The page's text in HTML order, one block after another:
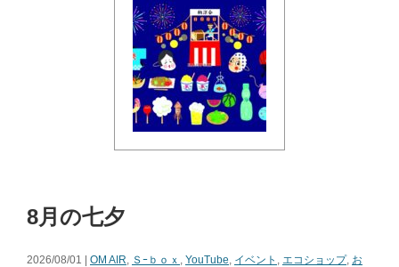
8月の七夕
2026/08/01 | OM AIR, Ｓｰｂｏｘ , YouTube, イベント , エコショップ, お